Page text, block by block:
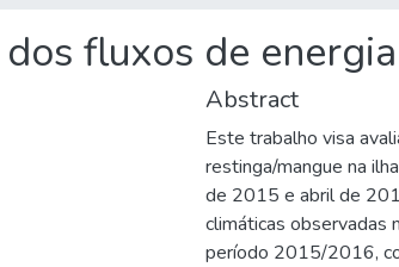
fluxos de
Abstract
Este trabalho visa
restinga/mangue na
de 2015 e abril de
climáticas observadas
período 2015/2016,